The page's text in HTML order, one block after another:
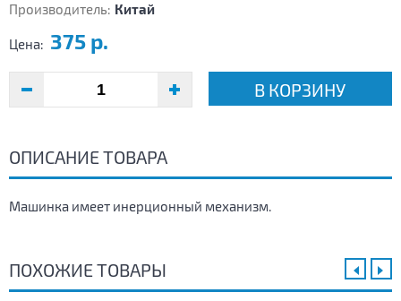
Производитель: Китай
Цена: 375 р.
В КОРЗИНУ
ОПИСАНИЕ ТОВАРА
Машинка имеет инерционный механизм.
ПОХОЖИЕ ТОВАРЫ